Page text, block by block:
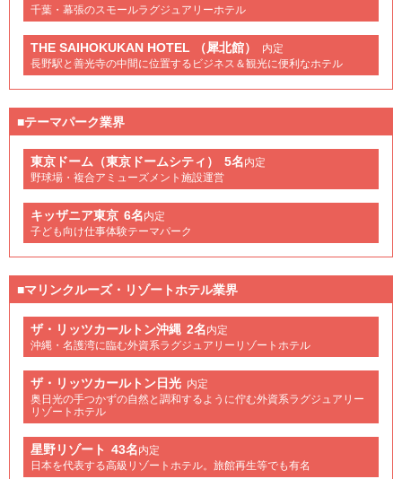
千葉・幕張のスモールラグジュアリーホテル
THE SAIHOKUKAN HOTEL （犀北館）
内定
長野駅と善光寺の中間に位置するビジネス＆観光に便利なホテル
■テーマパーク業界
東京ドーム（東京ドームシティ） 5名内定
野球場・複合アミューズメント施設運営
キッザニア東京 6名内定
子ども向け仕事体験テーマパーク
■マリンクルーズ・リゾートホテル業界
ザ・リッツカールトン沖縄 2名内定
沖縄・名護湾に臨む外資系ラグジュアリーリゾートホテル
ザ・リッツカールトン日光 内定
奥日光の手つかずの自然と調和するように佇む外資系ラグジュアリー
リゾートホテル
星野リゾート 43名内定
日本を代表する高級リゾートホテル。旅館再生等でも有名